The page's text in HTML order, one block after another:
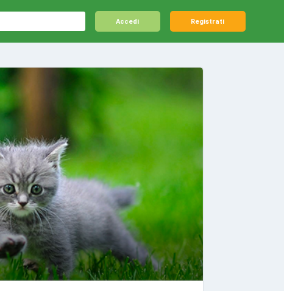
Accedi Registrati